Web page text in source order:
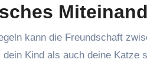
kann die Freundschaft
Kind als auch deine Katze